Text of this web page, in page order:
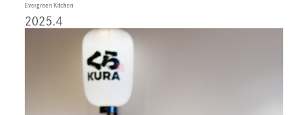
Evergreen Kitchen
2025.4